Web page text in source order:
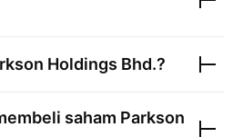
Holdings Bhd.?
saham Parkson